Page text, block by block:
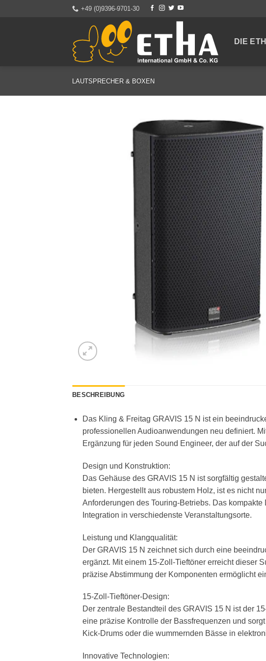
+49 (0)9396-9701-30
DIE
LAUTSPRECHER & BOXEN
BESCHREIBUNG
Das Kling & Freitag GRAVIS 15 N ist ein
professionellen Audioanwendungen neu definiert.
Ergänzung für jeden Sound Engineer, der auf der
Design und Konstruktion:
Das Gehäuse des GRAVIS 15 N ist sorgfältig
bieten. Hergestellt aus robustem Holz, ist es nicht
Anforderungen des Touring-Betriebs. Das
Integration in verschiedenste Veranstaltungsorte.
Leistung und Klangqualität:
Der GRAVIS 15 N zeichnet sich durch eine
ergänzt. Mit einem 15-Zoll-Tieftöner erreicht dieser
präzise Abstimmung der Komponenten ermöglicht
15-Zoll-Tieftöner-Design:
Der zentrale Bestandteil des GRAVIS 15 N ist der
eine präzise Kontrolle der Bassfrequenzen und
Kick-Drums oder die wummernden Bässe in
Innovative Technologien: